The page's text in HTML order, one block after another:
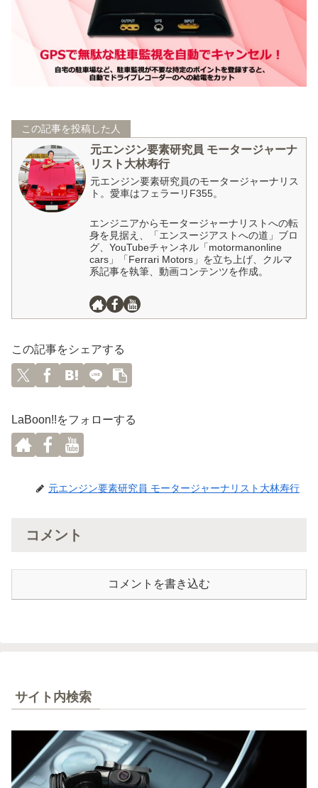
この記事を投稿した人
元エンジン要素研究員 モータージャーナ
リスト大林寿行
元エンジン要素研究員のモータージャーナリス
ト。愛車はフェラーリF355。
エンジニアからモータージャーナリストへの転
身を見据え、「エンスージアストへの道」ブロ
グ、YouTubeチャンネル「motormanonline
cars」「Ferrari Motors」を立ち上げ、クルマ
系記事を執筆、動画コンテンツを作成。
この記事をシェアする
LaBoon!!をフォローする
元エンジン要素研究員 モータージャーナリスト大林寿行
コメント
コメントを書き込む
サイト内検索